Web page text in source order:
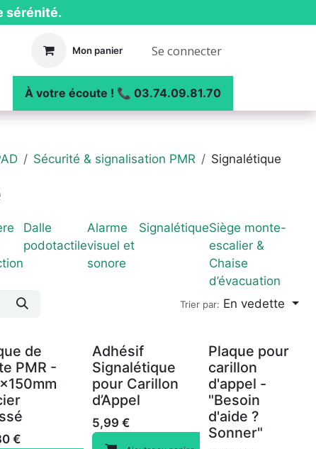
sérénité.
Mon panier Se connecter
┃ Nos réalisations
À votre écoute ! 📞 03.74.09.81.70
Sécurité & signalisation PMR Signalétique
Dalle
podotactile
Alarme
visuel et
sonore
SignalétiqueSiège monte-
escalier &
Chaise
d’évacuation
Trier par: En vedette
de
PMR -
€
Adhésif
Signalétique
pour Carillon
d’Appel
5,99 €
Plaque pour
carillon
d'appel -
"Besoin
d'aide ?
Sonner"